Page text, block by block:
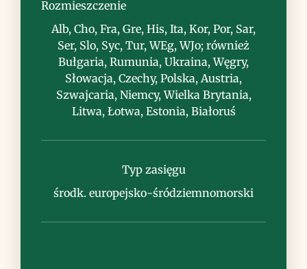
Uwagi
Rozmieszczenie
Alb, Cho, Fra, Gre, His, Ita, Kor, Por, Sar,
Ser, Slo, Syc, Tur, WEg, WJo; również
Bułgaria, Rumunia, Ukraina, Węgry,
Słowacja, Czechy, Polska, Austria,
Szwajcaria, Niemcy, Wielka Brytania,
Litwa, Łotwa, Estonia, Białoruś
Typ zasięgu
środk. europejsko-śródziemnomorski